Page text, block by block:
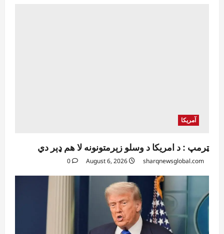
آمریکا
ټرمپ : د امریکا د وسلو زېرمتونونه لا هم ډېر دي
sharqnewsglobal.com
0